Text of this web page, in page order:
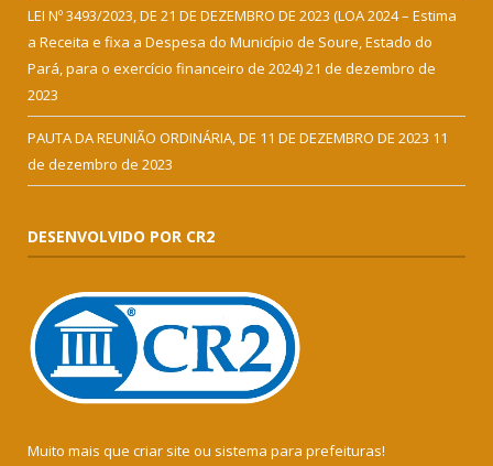
LEI Nº 3493/2023, DE 21 DE DEZEMBRO DE 2023 (LOA 2024 – Estima
a Receita e fixa a Despesa do Município de Soure, Estado do
Pará, para o exercício financeiro de 2024)21 de dezembro de
2023
PAUTA DA REUNIÃO ORDINÁRIA, DE 11 DE DEZEMBRO DE 2023 11
de dezembro de 2023
DESENVOLVIDO POR CR2
Muito mais que criar site ou sistema para prefeituras!